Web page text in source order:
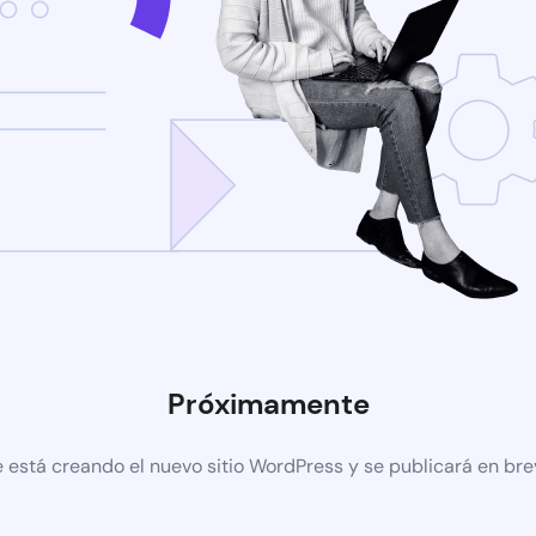
Próximamente
está creando el nuevo sitio WordPress y se publicará en